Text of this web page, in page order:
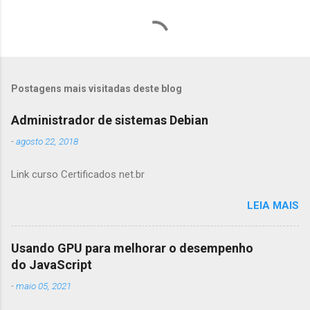
Postagens mais visitadas deste blog
Administrador de sistemas Debian
-agosto 22, 2018
Link curso Certificados net.br
LEIA MAIS
Usando GPU para melhorar o desempenho
do JavaScript
-maio 05, 2021